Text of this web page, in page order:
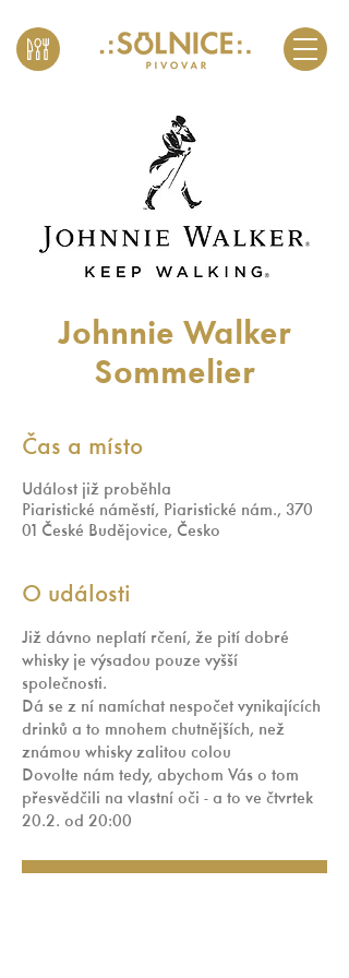
Johnnie Walker
Sommelier
Čas a místo
Událost již proběhla
Piaristické náměstí, Piaristické nám., 370
01 České Budějovice, Česko
O události
Již dávno neplatí rčení, že pití dobré
whisky je výsadou pouze vyšší
společnosti.
Dá se z ní namíchat nespočet vynikajících
drinků a to mnohem chutnějších, než
známou whisky zalitou colou
Dovolte nám tedy, abychom Vás o tom
přesvědčili na vlastní oči - a to ve čtvrtek
20.2. od 20:00